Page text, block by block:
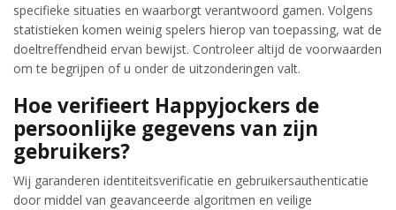
specifieke situaties en waarborgt verantwoord gamen. Volgens
statistieken komen weinig spelers hierop van toepassing, wat de
doeltreffendheid ervan bewijst. Controleer altijd de voorwaarden
om te begrijpen of u onder de uitzonderingen valt.
Hoe verifieert Happyjockers de
persoonlijke gegevens van zijn
gebruikers?
Wij garanderen identiteitsverificatie en gebruikersauthenticatie
door middel van geavanceerde algoritmen en veilige